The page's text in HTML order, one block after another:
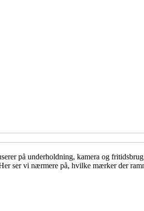
på underholdning, kamera og
ser vi nærmere på, hvilke mærker der